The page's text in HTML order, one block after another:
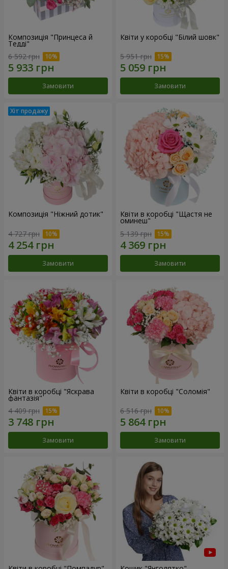
Композиція "Принцеса й
Тедді"
6 592 грн
Замовити
Квіти у коробці "Білий шовк"
5 951 грн
Замовити
Композиція "Ніжний дотик"
4 727 грн
Замовити
Квіти в коробці "Щастя не
оминеш"
5 139 грн
Замовити
Квіти в коробці "Яскрава
фантазія"
4 409 грн
Замовити
Квіти в коробці "Соломія"
6 516 грн
Замовити